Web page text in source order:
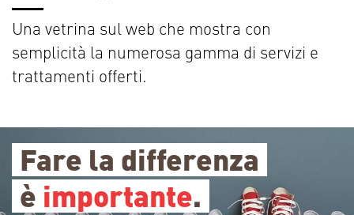
Una vetrina sul web che mostra con
semplicità la numerosa gamma di servizi e
trattamenti offerti.
Fare la differenza
è importante.